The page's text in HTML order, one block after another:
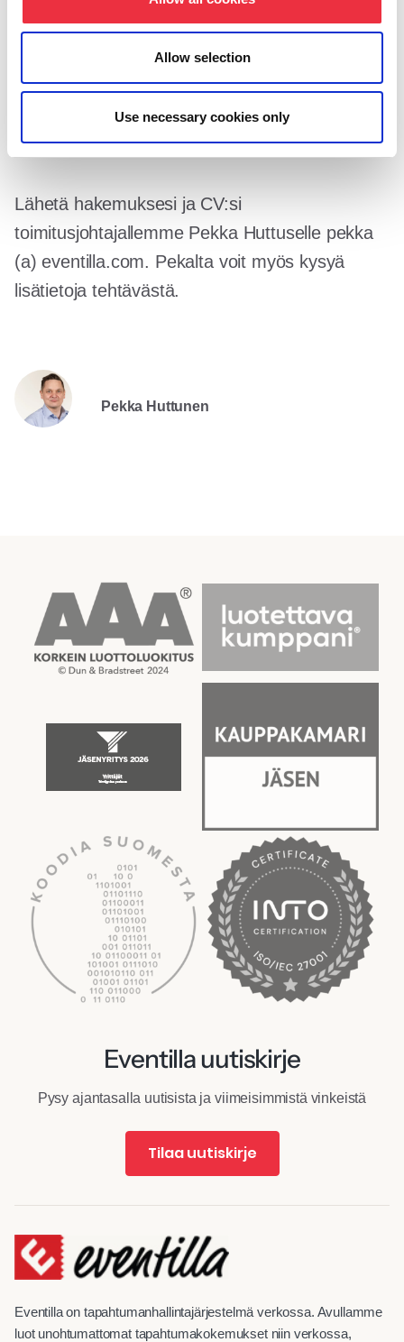
Allow selection
Use necessary cookies only
tuotantoympäristössä käytämme GNU/Linux-
palvelimia ja GIT-versiohallintaa.
Kiinnostuitko?
Lähetä hakemuksesi ja CV:si
toimitusjohtajallemme Pekka Huttuselle pekka
(a) eventilla.com. Pekalta voit myös kysyä
lisätietoja tehtävästä.
Pekka Huttunen
Eventilla uutiskirje
Pysy ajantasalla uutisista ja viimeisimmistä vinkeistä
Tilaa uutiskirje
Eventilla on tapahtumanhallintajärjestelmä verkossa. Avullamme
luot unohtumattomat tapahtumakokemukset niin verkossa,